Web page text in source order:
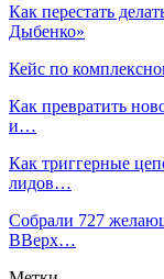
Как перестать
Дыбенко»
Кейс по
Как превратить
и…
Как триггерные
лидов…
Собрали 727
ВВерх…